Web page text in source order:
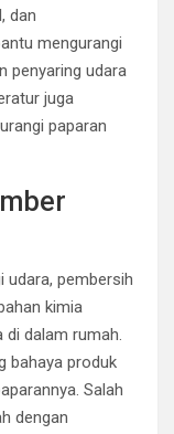
dan
mengurangi
penyaring udara
juga
paparan
udara, pembersih
kimia
di dalam rumah.
bahaya produk
Salah
dengan